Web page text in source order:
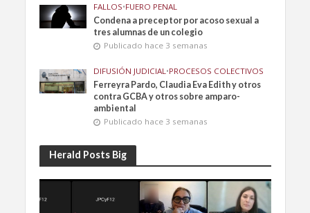
FALLOS•FUERO PENAL
Condena a preceptor por acoso sexual a
tres alumnas de un colegio
Publicado hace 3 semanas
DIFUSIÓN JUDICIAL•PROCESOS COLECTIVOS
Ferreyra Pardo, Claudia Eva Edith y otros
contra GCBA y otros sobre amparo-
ambiental
Publicado hace 3 semanas
Herald Posts Big